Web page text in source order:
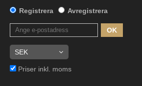
Registrera Avregistrera
OK
Priser inkl. moms